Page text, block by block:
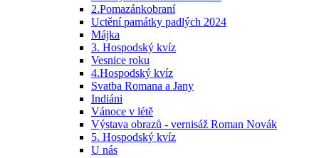
2.Pomazánkobraní
Uctění památky padlých 2024
Májka
3. Hospodský kvíz
Vesnice roku
4.Hospodský kvíz
Svatba Romana a Jany
Indiáni
Vánoce v létě
Výstava obrazů - vernisáž Roman Novák
5. Hospodský kvíz
U nás